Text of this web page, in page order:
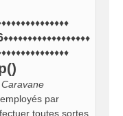
♦♦♦♦♦♦♦♦♦♦♦♦♦♦♦♦♦♦
par
toutes sortes